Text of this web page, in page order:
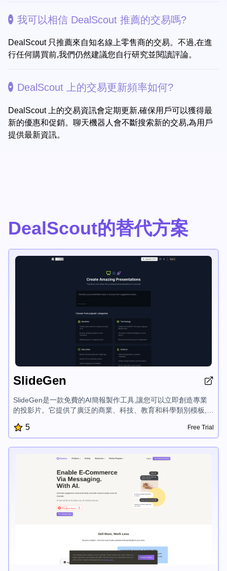
我可以相信 DealScout 推薦的交易嗎?
DealScout 只推薦來自知名線上零售商的交易。不過,在進
行任何購買前,我們仍然建議您自行研究並閱讀評論。
DealScout 上的交易更新頻率如何?
DealScout 上的交易資訊會定期更新,確保用戶可以獲得最
新的優惠和促銷。聊天機器人會不斷搜索新的交易,為用戶
提供最新資訊。
DealScout的替代方案
SlideGen
SlideGen是一款免費的AI簡報製作工具,讓您可以立即創造專業
的投影片。它提供了廣泛的商業、科技、教育和科學類別模板,讓
5 Free Trial